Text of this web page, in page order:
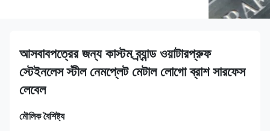
আসবাবপত্রের জন্য কাস্টম ব্র্যান্ড ওয়াটারপ্রুফ
স্টেইনলেস স্টীল নেমপ্লেট মেটাল লোগো ব্রাশ সারফেস
লেবেল
মৌলিক বৈশিষ্ট্য